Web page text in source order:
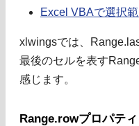
Excel VBAで選択
xlwingsでは、
最後のセルを表す
感じます。
Range.rowプロパティ